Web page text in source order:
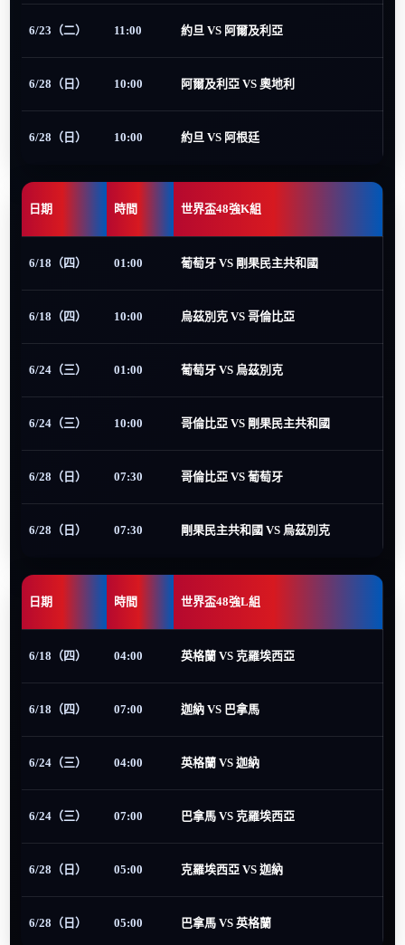
6/23（二） 11:00 約旦 VS 阿爾及利亞
6/28（日） 10:00 阿爾及利亞 VS 奧地利
6/28（日） 10:00 約旦 VS 阿根廷
日期 時間 世界盃48強K組
6/18（四） 01:00 葡萄牙 VS 剛果民主共和國
6/18（四） 10:00 烏茲別克 VS 哥倫比亞
6/24（三） 01:00 葡萄牙 VS 烏茲別克
6/24（三） 10:00 哥倫比亞 VS 剛果民主共和國
6/28（日） 07:30 哥倫比亞 VS 葡萄牙
6/28（日） 07:30 剛果民主共和國 VS 烏茲別克
日期 時間 世界盃48強L組
6/18（四） 04:00 英格蘭 VS 克羅埃西亞
6/18（四） 07:00 迦納 VS 巴拿馬
6/24（三） 04:00 英格蘭 VS 迦納
6/24（三） 07:00 巴拿馬 VS 克羅埃西亞
6/28（日） 05:00 克羅埃西亞 VS 迦納
6/28（日） 05:00 巴拿馬 VS 英格蘭